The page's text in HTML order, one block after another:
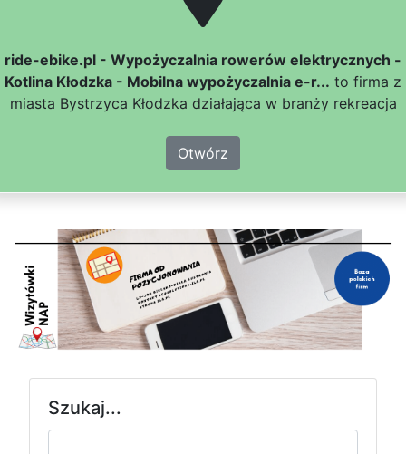
ride-ebike.pl - Wypożyczalnia rowerów elektrycznych -
Kotlina Kłodzka - Mobilna wypożyczalnia e-r... to firma z
miasta Bystrzyca Kłodzka działająca w branży rekreacja
Otwórz
Szukaj...